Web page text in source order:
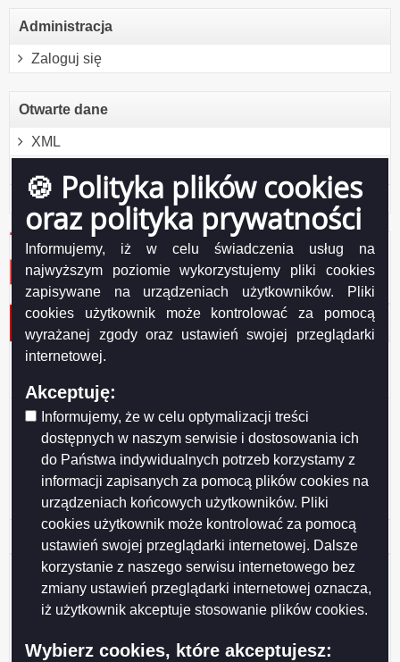
🍪 Polityka plików cookies
oraz polityka prywatności
Informujemy, iż w celu świadczenia usług na
najwyższym poziomie wykorzystujemy pliki cookies
zapisywane na urządzeniach użytkowników. Pliki
cookies użytkownik może kontrolować za pomocą
wyrażanej zgody oraz ustawień swojej przeglądarki
internetowej.
Akceptuję:
Informujemy, że w celu optymalizacji treści
dostępnych w naszym serwisie i dostosowania ich
do Państwa indywidualnych potrzeb korzystamy z
informacji zapisanych za pomocą plików cookies na
urządzeniach końcowych użytkowników. Pliki
cookies użytkownik może kontrolować za pomocą
ustawień swojej przeglądarki internetowej. Dalsze
korzystanie z naszego serwisu internetowego bez
zmiany ustawień przeglądarki internetowej oznacza,
iż użytkownik akceptuje stosowanie plików cookies.
Wybierz cookies, które akceptujesz:
Administracja
Zaloguj się
Otwarte dane
XML
CSV
Protokół nr 28/2013 OiW
Data wydania
rotokół nr 28/2013
posiedzenia Komisji Oświaty i Wychowania Rady
Miejskiej w Suwałkach,
odbytego z dnia 20 listopada 2013 r.
protokol_nr_28_z_20_listopada_2013_r._koiw
Podgląd
Udostępniający: Grażyna Herbaczewska - kierownik
Biura Rady Miejskiej w Suwałkach
Wytwarzający/odpowiadający:Katarzyna Gałazin
Data wprowadzenia:2014-01-31